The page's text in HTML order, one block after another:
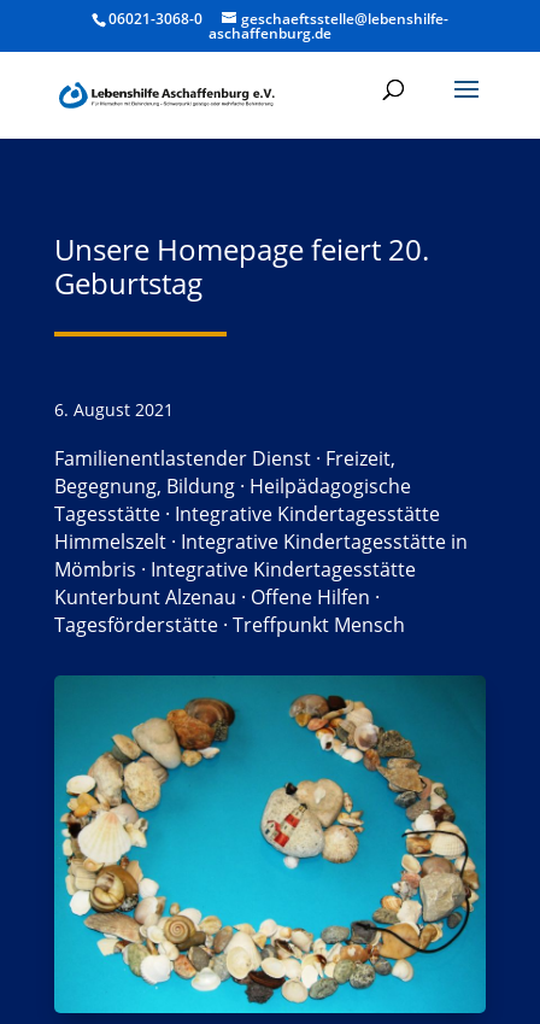
06021-3068-0 geschaeftsstelle@lebenshilfe-
aschaffenburg.de
Unsere Homepage feiert 20.
Geburtstag
6. August 2021
Familienentlastender Dienst· Freizeit,
Begegnung, Bildung· Heilpädagogische
Tagesstätte· Integrative Kindertagesstätte
Himmelszelt· Integrative Kindertagesstätte in
Mömbris · Integrative Kindertagesstätte
Kunterbunt Alzenau · Offene Hilfen ·
Tagesförderstätte· Treffpunkt Mensch